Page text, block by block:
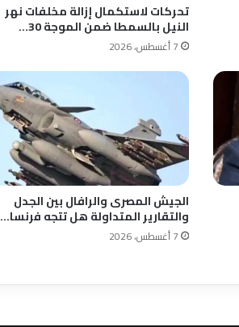
تحركات لاستكمال إزالة مخلفات نهر
النيل بالسمطا ضمن الموجة 30…
7 أغسطس، 2026
الجيش المصرى والرافال بين الجدل
والتقارير المتداولة هل تتجه فرنسا…
7 أغسطس، 2026